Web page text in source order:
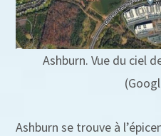
Ashburn. Vue du ciel
Ashburn se trouve à